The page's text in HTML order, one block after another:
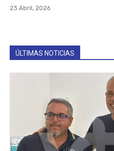
23 Abril, 2026
ÚLTIMAS NOTICIAS